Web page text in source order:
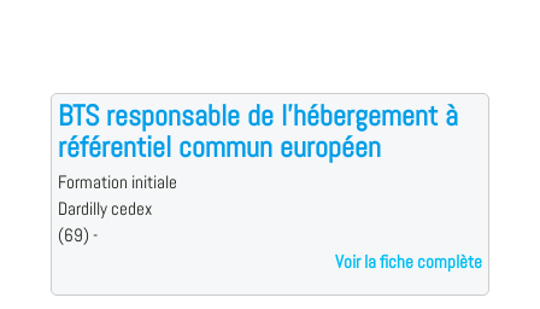
BTS responsable de l'hébergement à
référentiel commun européen
Formation initiale
Dardilly cedex
(69) -
Voir la fiche complète